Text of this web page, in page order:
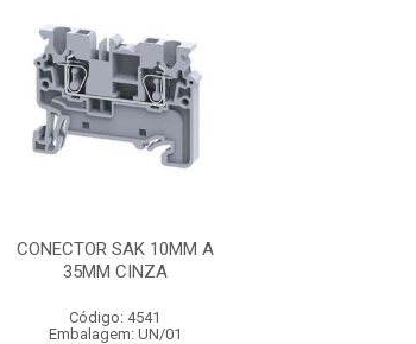
CONECTOR SAK 10MM A
35MM CINZA
Código: 4541
Embalagem: UN/01